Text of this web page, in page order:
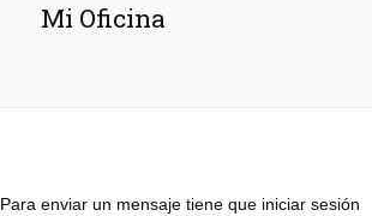
Mi Oficina
Para enviar un mensaje tiene que iniciar sesión